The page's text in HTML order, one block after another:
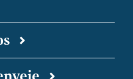
forsknings-